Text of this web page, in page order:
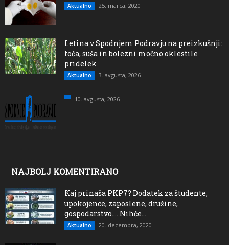
Aktualno 25. marca, 2020
Letina v Spodnjem Podravju na preizkušnji:
toča, suša in bolezni močno oklestile
pridelek
Aktualno 3. avgusta, 2026
10. avgusta, 2026
NAJBOLJ KOMENTIRANO
Kaj prinaša PKP7? Dodatek za študente,
upokojence, zaposlene, družine,
gospodarstvo…. Nihče...
Aktualno 20. decembra, 2020